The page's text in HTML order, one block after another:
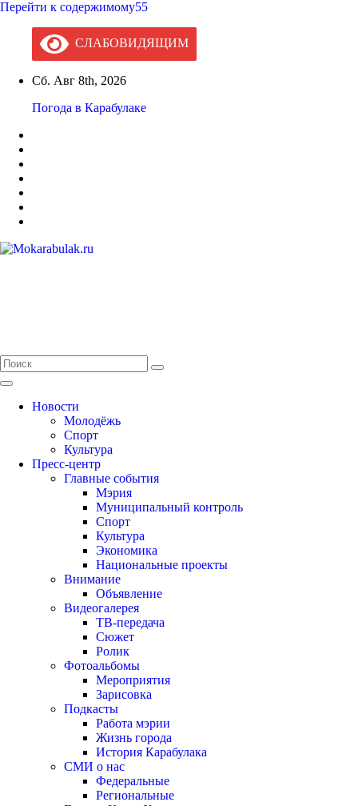
Перейти к содержимому55
СЛАБОВИДЯЩИМ
Сб. Авг 8th, 2026
Погода в Карабулаке
Новости
Молодёжь
Спорт
Культура
Пресс-центр
Главные события
Мэрия
Муниципальный контроль
Спорт
Культура
Экономика
Национальные проекты
Внимание
Объявление
Видеогалерея
ТВ-передача
Сюжет
Ролик
Фотоальбомы
Мероприятия
Зарисовка
Подкасты
Работа мэрии
Жизнь города
История Карабулака
СМИ о нас
Федеральные
Региональные